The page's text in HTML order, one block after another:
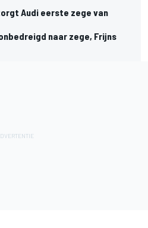
Audi eerste zege van
naar zege, Frijns